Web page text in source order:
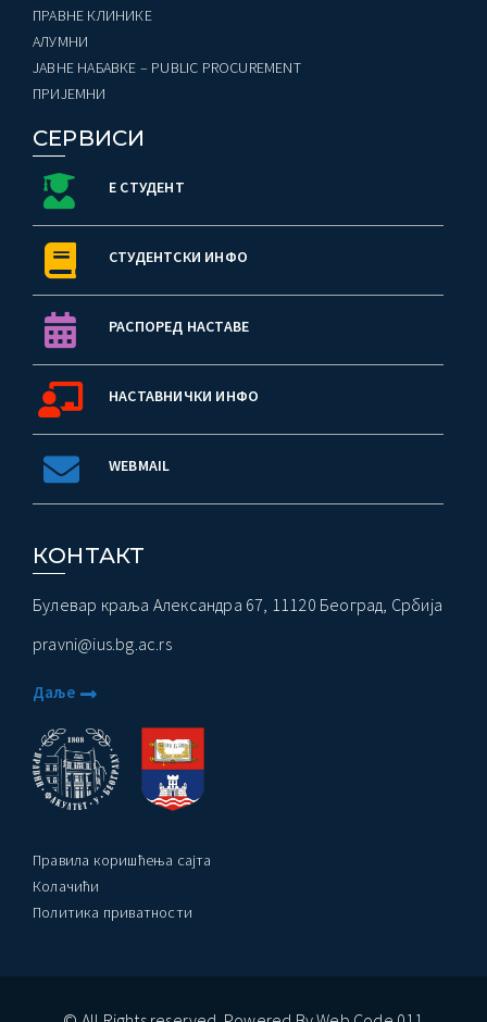
ПРАВНЕ КЛИНИКЕ
AЛУМНИ
ЈАВНЕ НАБАВКЕ – PUBLIC PROCUREMENT
ПРИЈЕМНИ
СЕРВИСИ
Е СТУДЕНТ
СТУДЕНТСКИ ИНФО
РАСПОРЕД НАСТАВЕ
НАСТАВНИЧКИ ИНФО
WEBMAIL
КОНТАКТ
Булевар краља Александра 67, 11120 Београд, Србија
pravni@ius.bg.ac.rs
Даље
Правила коришћења сајта
Колачићи
Политика приватности